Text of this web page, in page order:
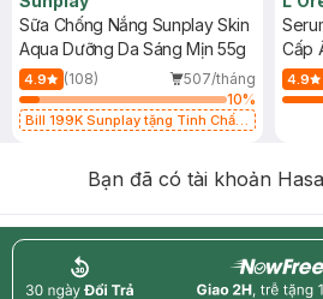
Sữa Chống Nắng Sunplay Skin
Aqua Dưỡng Da Sáng Mịn 55g
4.9 (108)
507/tháng
10%
Bill 199K Sunplay tặng Tinh Chất
Cấp
4.9
Bạn đã có tài khoản